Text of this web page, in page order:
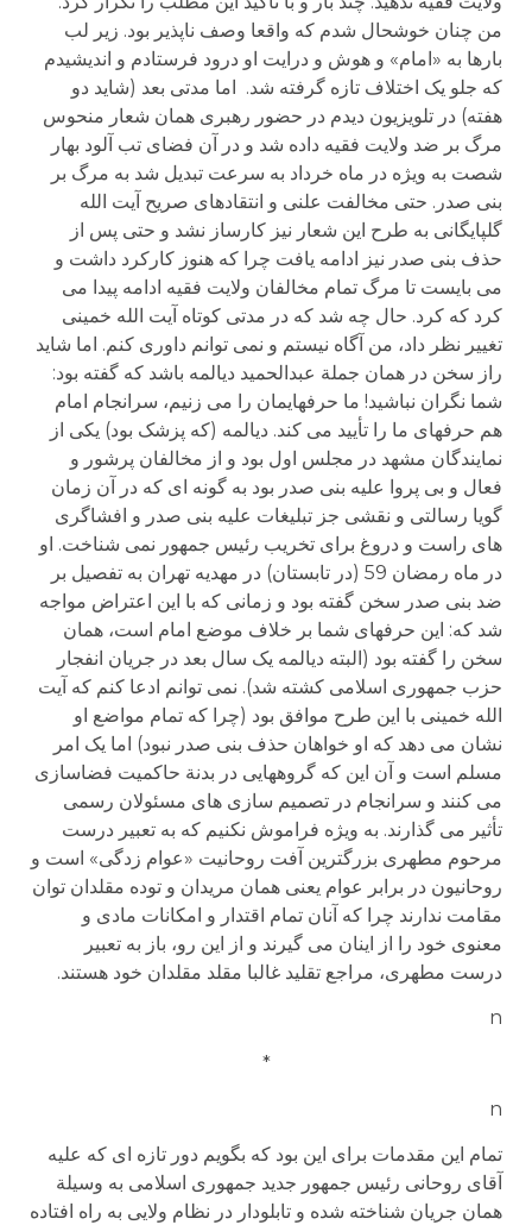
من چنان خوشحال شدم که واقعا وصف ناپذیر بود. زیر لب
بارها به «امام» و هوش و درایت او درود فرستادم و اندیشیدم
که جلو یک اختلاف تازه گرفته شد. اما مدتی بعد (شاید دو
هفته) در تلویزیون دیدم در حضور رهبری همان شعار منحوس
مرگ بر ضد ولایت فقیه داده شد و در آن فضای تب آلود بهار
شصت به ویژه در ماه خرداد به سرعت تبدیل شد به مرگ بر
بنی صدر. حتی مخالفت علنی و انتقادهای صریح آیت الله
گلپایگانی به طرح این شعار نیز کارساز نشد و حتی پس از
حذف بنی صدر نیز ادامه یافت چرا که هنوز کارکرد داشت و
می بایست تا مرگ تمام مخالفان ولایت فقیه ادامه پیدا می
کرد که کرد. حال چه شد که در مدتی کوتاه آیت الله خمینی
تغییر نظر داد، من آگاه نیستم و نمی توانم داوری کنم. اما شاید
راز سخن در همان جملة عبدالحمید دیالمه باشد که گفته بود:
شما نگران نباشید! ما حرفهایمان را می زنیم، سرانجام امام
هم حرفهای ما را تأیید می کند. دیالمه (که پزشک بود) یکی از
نمایندگان مشهد در مجلس اول بود و از مخالفان پرشور و
فعال و بی پروا علیه بنی صدر بود به گونه ای که در آن زمان
گویا رسالتی و نقشی جز تبلیغات علیه بنی صدر و افشاگری
های راست و دروغ برای تخریب رئیس جمهور نمی شناخت. او
در ماه رمضان 59 (در تابستان) در مهدیه تهران به تفصیل بر
ضد بنی صدر سخن گفته بود و زمانی که با این اعتراض مواجه
شد که: این حرفهای شما بر خلاف موضع امام است، همان
سخن را گفته بود (البته دیالمه یک سال بعد در جریان انفجار
حزب جمهوری اسلامی کشته شد). نمی توانم ادعا کنم که آیت
الله خمینی با این طرح موافق بود (چرا که تمام مواضع او
نشان می دهد که او خواهان حذف بنی صدر نبود) اما یک امر
مسلم است و آن این که گروههایی در بدنة حاکمیت فضاسازی
می کنند و سرانجام در تصمیم سازی های مسئولان رسمی
تأثیر می گذارند. به ویژه فراموش نکنیم که به تعبیر درست
مرحوم مطهری بزرگترین آفت روحانیت «عوام زدگی» است و
روحانیون در برابر عوام یعنی همان مریدان و توده مقلدان توان
مقامت ندارند چرا که آنان تمام اقتدار و امکانات مادی و
معنوی خود را از اینان می گیرند و از این رو، باز به تعبیر
درست مطهری، مراجع تقلید غالبا مقلد مقلدان خود هستند.
n
*
n
تمام این مقدمات برای این بود که بگویم دور تازه ای که علیه
آقای روحانی رئیس جمهور جدید جمهوری اسلامی به وسیلة
همان جریان شناخته شده و تابلودار در نظام ولایی به راه افتاده